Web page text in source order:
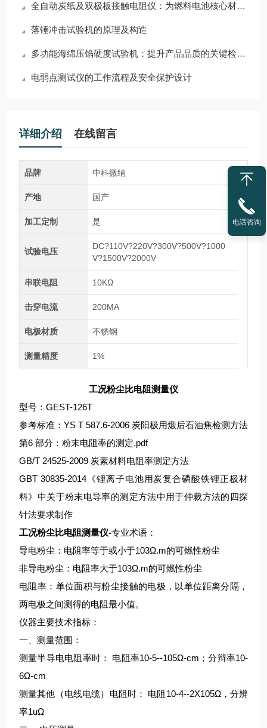
全自动炭纸及双极板接触电阻仪：为燃料电池核心材料性能勾勒清晰图景
落锤冲击试验机的原理及构造
多功能海绵压馅硬度试验机：提升产品品质的关键检测设备
电弱点测试仪的工作流程及安全保护设计
详细介绍 在线留言
品牌 中科微纳
产地 国产
加工定制 是
试验电压
DC?110V?220V?300V?500V?1000
V?1500V?2000V
串联电阻 10KΩ
击穿电流 200MA
电极材质 不锈钢
测量精度 1%
工况粉尘比电阻测量仪
型号：GEST-126T
参考标准：YS T 587.6-2006 炭阳极用煅后石油焦检测方法
第6 部分：粉末电阻率的测定.pdf
GB/T 24525-2009 炭素材料电阻率测定方法
GBT 30835-2014《锂离子电池用炭复合磷酸铁锂正极材
料》中关于粉末电导率的测定方法中用于仲裁方法的四探
针法要求制作
工况粉尘比电阻测量仪-专业术语：
导电粉尘：电阻率等于或小于103Ω.m的可燃性粉尘
非导电粉尘：电阻率大于103Ω.m的可燃性粉尘
电阻率：单位面积与粉尘接触的电极，以单位距离分隔，
两电极之间测得的电阻最小值。
仪器主要技术指标：
一、测量范围：
测量半导电电阻率时： 电阻率10-5--105Ω-cm；分辩率10-
6Ω-cm
测量其他（电线电缆）电阻时： 电阻10-4--2X105Ω，分辨
率1uΩ
电话咨询